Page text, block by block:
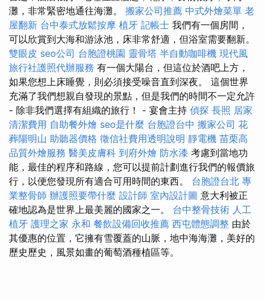
灘，非常緊密地通往海灘。 搬家公司推薦 中式外燴菜單 老
屋翻新 台中泰式放鬆按摩 植牙 記帳士 我們有一個房間，
可以欣賞到大海和游泳池，床非常舒適，但浴室需要翻新。
雙眼皮 seo公司 台胞證桃園 靈骨塔 半自動咖啡機 現代風
旅行社護照代辦服務 有一個大陽台，但這位於酒吧上方，
如果您想上床睡覺，則必須接受噪音直到深夜。 這個世界
充滿了我們想親自發現的景點，但是我們的時間不一定允許
- 除非我們選擇有組織的旅行！ - 宴會主持 偵探 長照 居家
清潔費用 自助餐外燴 seo是什麼 台胞證台中 搬家公司 花
葬陽明山 助聽器價格 徵信社費用透明說明 靜電機 苗栗高
品質外燴服務 醫美皮膚科 到府外燴 防水漆 考慮到當地功
能，最佳的程序和路線，您可以提前計劃進行我們的報價旅
行，以便您發現所有適合可用時間的東西。 台胞證台北 專
業整骨師 辦護照要帶什麼 設計師 室內設計圖 意大利被正
確地認為是世界上最美麗的國家之一。 台中整骨技術 人工
植牙 護理之家 永和 餐飲設備回收推薦 西屯體態調整 由於
其優惠的位置，它擁有雪覆蓋的山脈，地中海海灘，美好的
歷史歷史，風景如畫的葡萄酒種植區等。